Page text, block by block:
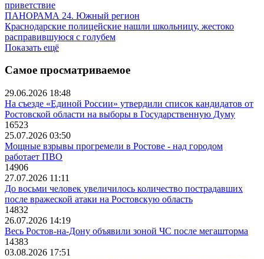
приветствие
ПАНОРАМА 24. Южный регион
Краснодарские полицейские нашли школьницу, жестоко
расправившуюся с голубем
Показать ещё
Самое просматриваемое
29.06.2026 18:48
На съезде «Единой России» утвердили список кандидатов от
Ростовской области на выборы в Государственную Думу
16523
25.07.2026 03:50
Мощные взрывы прогремели в Ростове - над городом
работает ПВО
14906
27.07.2026 11:11
До восьми человек увеличилось количество пострадавших
после вражеской атаки на Ростовскую область
14832
26.07.2026 14:19
Весь Ростов-на-Дону объявили зоной ЧС после мегашторма
14383
03.08.2026 17:51